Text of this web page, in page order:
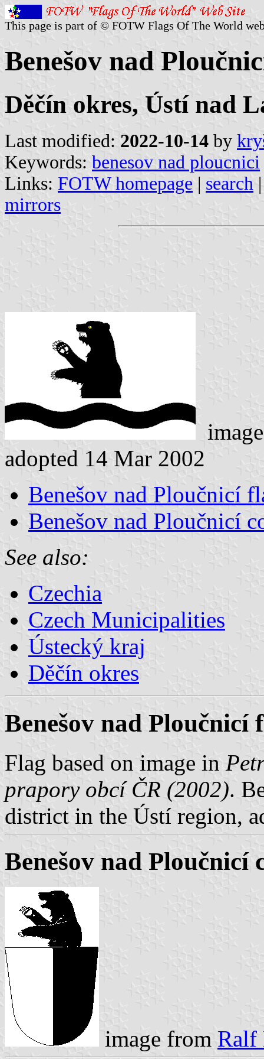
This page is part of © FOTW Flags Of The World
Benešov nad
Děčín okres, Ústí nad
Last modified: 2022-10-14 by
Keywords: benesov nad ploucnici
Links: FOTW homepage | search
mirrors
adopted 14 Mar 2002
Benešov nad Ploučnicí
Benešov nad Ploučnicí
See also:
Czechia
Czech Municipalities
Ústecký kraj
Děčín okres
Benešov nad Ploučnicí
Flag based on image in
prapory obcí ČR (2002).
district in the Ústí region,
Benešov nad Ploučnicí
image from Ralf